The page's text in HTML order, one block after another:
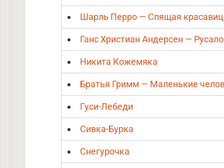
Шарль Перро — Спящая
Ганс Христиан Андерсен —
Никита Кожемяка
Братья Гримм — Маленькие
Гуси-Лебеди
Сивка-Бурка
Снегурочка